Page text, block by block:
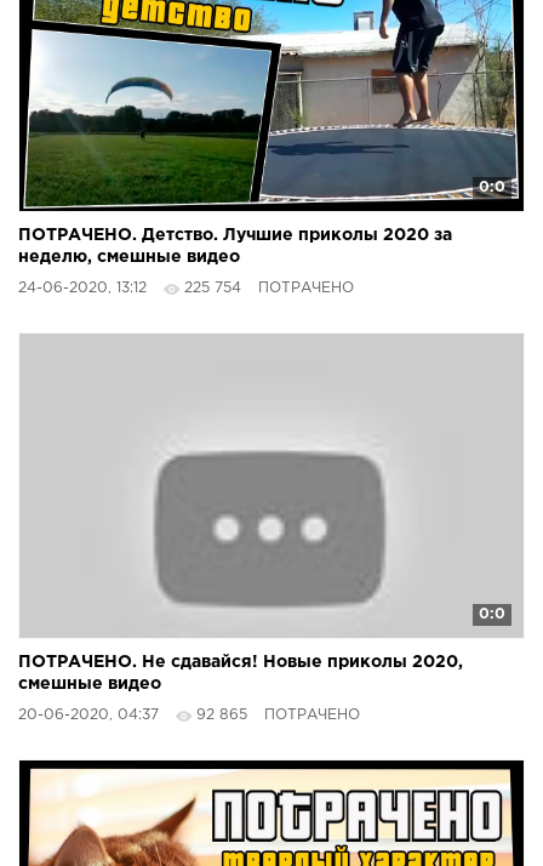
0:0
ПОТРАЧЕНО. Детство. Лучшие приколы 2020 за
неделю, смешные видео
24-06-2020, 13:12 225 754 ПОТРАЧЕНО
0:0
ПОТРАЧЕНО. Не сдавайся! Новые приколы 2020,
смешные видео
20-06-2020, 04:37 92 865 ПОТРАЧЕНО